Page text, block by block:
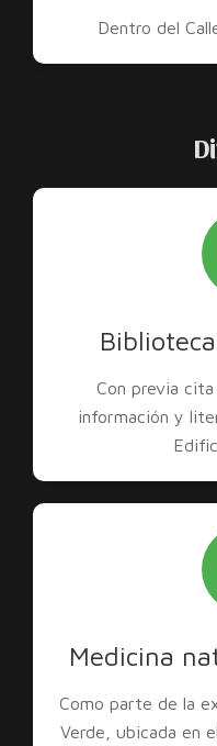
Dentro del
Con previa
información y
Medicina
Como parte de la
Verde, ubicada en